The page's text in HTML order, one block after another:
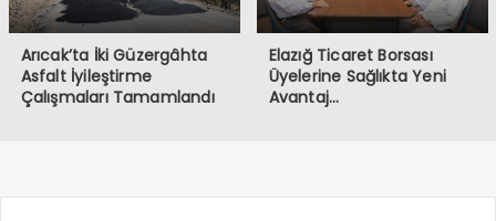
Arıcak’ta İki Güzergâhta
Asfalt İyileştirme
Çalışmaları Tamamlandı
Elazığ Ticaret Borsası
Üyelerine Sağlıkta Yeni
Avantaj…